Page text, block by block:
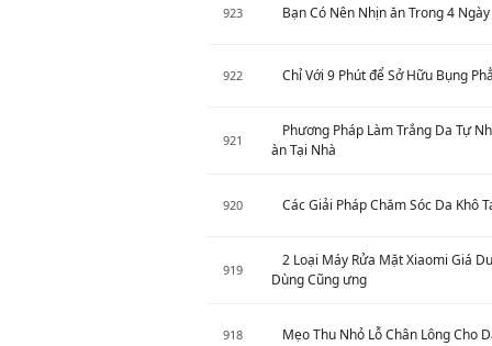
923 Bạn Có Nên Nhịn ăn Trong 4
922 Chỉ Với 9 Phút để Sở Hữu Bụng
921
Phương Pháp Làm Trắng Da Tự
àn Tại Nhà
920 Các Giải Pháp Chăm Sóc Da Khô
919
2 Loại Máy Rửa Mặt Xiaomi Giá
Dùng Cũng ưng
918 Mẹo Thu Nhỏ Lỗ Chân Lông Cho